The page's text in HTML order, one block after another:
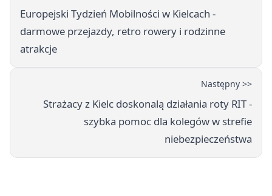
Europejski Tydzień Mobilności w Kielcach -
darmowe przejazdy, retro rowery i rodzinne
atrakcje
Następny >>
Strażacy z Kielc doskonalą działania roty RIT -
szybka pomoc dla kolegów w strefie
niebezpieczeństwa